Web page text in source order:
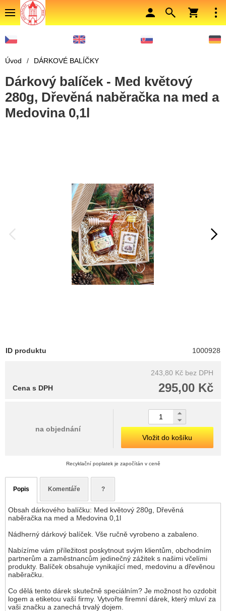
Úvod / DÁRKOVÉ BALÍČKY
Dárkový balíček - Med květový
280g, Dřevěná naběračka na med a
Medovina 0,1l
ID produktu 1000928
243,80 Kč bez DPH
295,00 Kč
Cena s DPH
na objednání
Vložit do košíku
Recyklační poplatek je započítán v ceně
Popis Komentáře ?
Obsah dárkového balíčku: Med květový 280g, Dřevěná
naběračka na med a Medovina 0,1l
Nádherný dárkový balíček. Vše ručně vyrobeno a zabaleno.
Nabízíme vám příležitost poskytnout svým klientům, obchodním
partnerům a zaměstnancům jedinečný zážitek s našimi včelími
produkty. Balíček obsahuje vynikající med, medovinu a dřevěnou
naběračku.
Co dělá tento dárek skutečně speciálním? Je možnost ho ozdobit
logem a etiketou vaší firmy. Vytvořte firemní dárek, který mluví za
vaši značku a zanechá trvalý dojem.